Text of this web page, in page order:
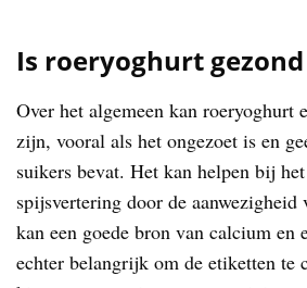
Is roeryoghurt
Over het algemeen kan roeryoghurt
zijn, vooral als het ongezoet is en
suikers bevat. Het kan helpen bij
spijsvertering door de
kan een goede bron van calcium
echter belangrijk om de etiketten te